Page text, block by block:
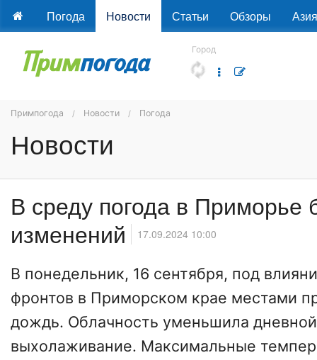
Погода Новости Статьи Обзоры Азия
Город
Примпогода Новости Погода
Новости
В среду погода в Приморье
изменений
17.09.2024 10:00
В понедельник, 16 сентября, под
фронтов в Приморском крае местами
дождь. Облачность уменьшила
выхолаживание. Максимальные